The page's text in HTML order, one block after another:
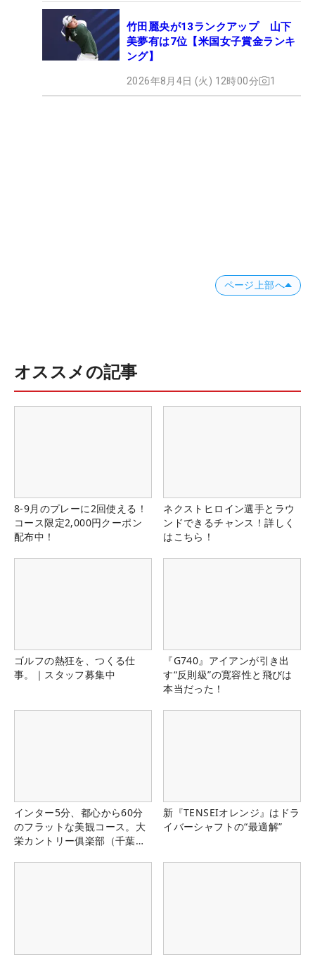
竹田麗央が13ランクアップ 山下
美夢有は7位【米国女子賞金ランキ
ング】
2026年8月4日 (火) 12時00分 1
ページ上部へ
オススメの記事
8-9月のプレーに2回使える！
コース限定2,000円クーポン
配布中！
ネクストヒロイン選手とラウ
ンドできるチャンス！詳しく
はこちら！
ゴルフの熱狂を、つくる仕
事。｜スタッフ募集中
『G740』アイアンが引き出
す“反則級”の寛容性と飛びは
本当だった！
インター5分、都心から60分
のフラットな美観コース。大
栄カントリー俱楽部（千葉
新『TENSEIオレンジ』はドラ
イバーシャフトの“最適解”